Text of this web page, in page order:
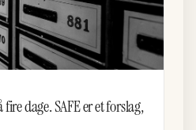
dage. SAFE er et forslag,